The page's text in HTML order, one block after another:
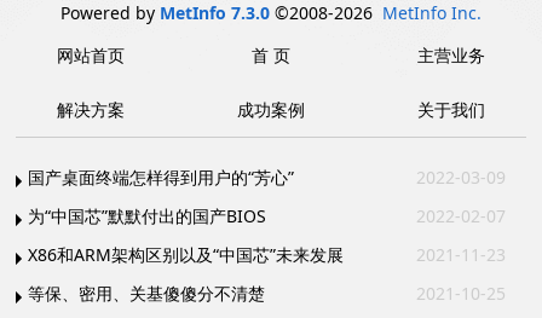
Powered by MetInfo 7.3.0 ©2008-2026 MetInfo Inc.
网站首页
首 页 主营业务
解决方案 成功案例 关于我们
国产桌面终端怎样得到用户的“芳心”
2022-03-09
为“中国芯”默默付出的国产BIOS
2022-02-07
X86和ARM架构区别以及“中国芯”未来发展
2021-11-23
等保、密用、关基傻傻分不清楚
2021-10-25